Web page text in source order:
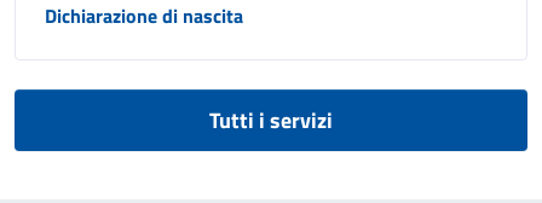
Dichiarazione di nascita
Tutti i servizi